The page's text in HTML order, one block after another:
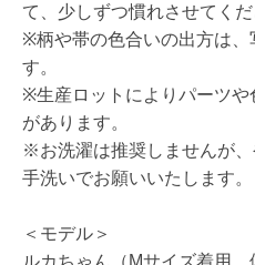
て、少しずつ慣れさせてくだ
※柄や帯の色合いの出方は、
す。
※生産ロットによりパーツ
があります。
※お洗濯は推奨しませんが、
手洗いでお願いいたします。
＜モデル＞
ルカちゃん（Mサイズ着用